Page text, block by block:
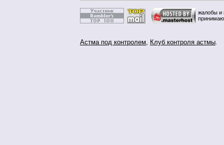
жалобы и
Астма под контролем, Клуб контроля астмы.